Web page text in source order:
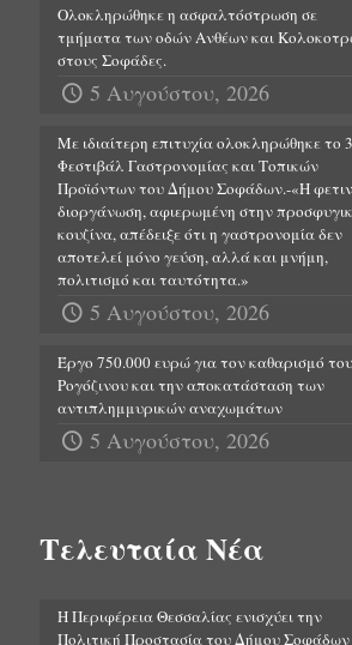
Ολοκληρώθηκε η ασφαλτόστρωση σε
τμήματα των οδών Ανθέων και
στους Σοφάδες.
5 Αυγούστου, 2026
Με ιδιαίτερη επιτυχία ολοκληρώθηκε το
Φεστιβάλ Γαστρονομίας και Τοπικών
Προϊόντων του Δήμου Σοφάδων.-«Η
διοργάνωση, αφιερωμένη στην
κουζίνα, απέδειξε ότι η γαστρονομία δεν
αποτελεί μόνο γεύση, αλλά και μνήμη,
πολιτισμό και ταυτότητα.»
5 Αυγούστου, 2026
Έργο 750.000 ευρώ για τον καθαρισμό του
Ρογόζινου και την αποκατάσταση των
αντιπλημμυρικών αναχωμάτων
5 Αυγούστου, 2026
Τελευταία Νέα
Η Περιφέρεια Θεσσαλίας ενισχύει την
Πολιτική Προστασία του Δήμου